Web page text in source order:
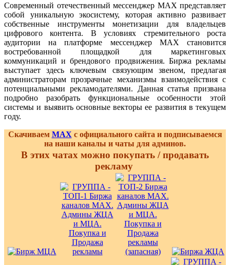
Современный отечественный мессенджер MAX представляет
собой уникальную экосистему, которая активно развивает
собственные инструменты монетизации для владельцев
цифрового контента. В условиях стремительного роста
аудитории на платформе мессенджер MAX становится
востребованной площадкой для маркетинговых
коммуникаций и брендового продвижения. Биржа рекламы
выступает здесь ключевым связующим звеном, предлагая
администраторам прозрачные механизмы взаимодействия с
потенциальными рекламодателями. Данная статья призвана
подробно разобрать функциональные особенности этой
системы и выявить основные векторы ее развития в текущем
году.
Скачиваем MAX с официального сайта и подписываемся
на наши каналы и чаты для админов.
В этих чатах можно покупать / продавать
рекламу